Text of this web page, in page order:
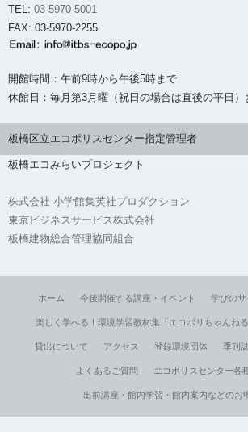
TEL: 03-5970-5001
FAX: 03-5970-2255
開館時間：午前9時から午後5時まで
休館日：毎月第3月曜（祝日の場合は直後の平日
板橋区立エコポリスセンター指定管理者
板橋エコみらいプロジェクト
株式会社 小学館集英社プロダクション
東京ビジネスサービス株式会社
板橋建物総合管理協同組合
ホーム 今後開催する講座・イベント 学びの
楽しく学べる！環境学習教材集「エコポリちゃんねる
貸出について アクセス 登録環境団体 季刊
よくあるご質問 エコポリスセンター各
出前講座・館内学習・館内案内などのお